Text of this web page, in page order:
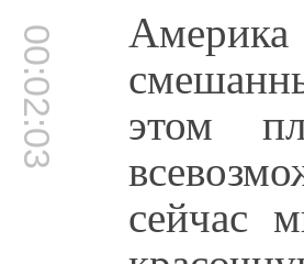
00:02:03 этом
сейчас